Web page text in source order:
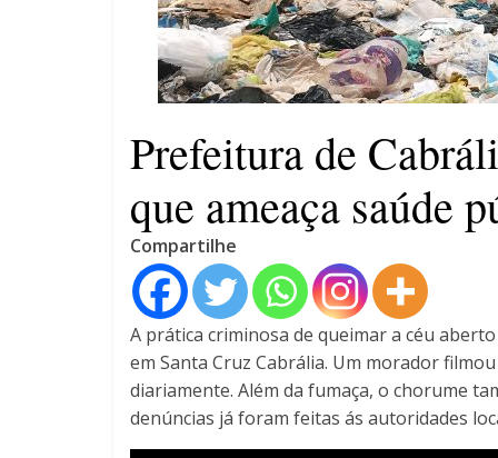
Prefeitura de
que ameaça saúde
Compartilhe
A prática criminosa de queimar a céu
em Santa Cruz Cabrália. Um morador
diariamente. Além da fumaça, o chorume
denúncias já foram feitas ás autoridades